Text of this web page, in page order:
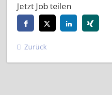
Jetzt Job teilen
Zurück